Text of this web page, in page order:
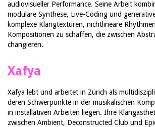
audiovisueller Performance. Seine Arbeit
modulare Synthese, Live-Coding und
komplexe Klangtexturen, nichtlineare
Kompositionen zu schaffen, die zwischen
changieren.
Xafya
Xafya lebt und arbeitet in Zürich als
deren Schwerpunkte in der musikalischen
in installativen Arbeiten liegen. Ihre
zwischen Ambient, Deconstructed Club und